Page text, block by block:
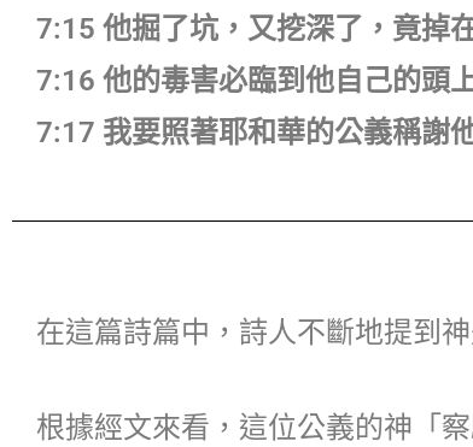
7:15 他掘了坑，又挖深了，竟掉
7:16 他的毒害必臨到他自己的頭
7:17 我要照著耶和華的公義稱謝
在這篇詩篇中，詩人不斷地提到
根據經文來看，這位公義的神「